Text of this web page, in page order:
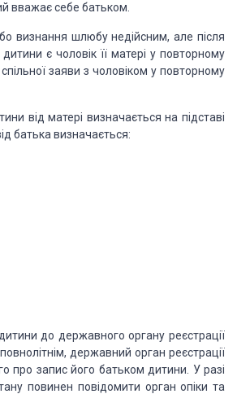
вважає себе батьком.
визнання шлюбу недійсним, але після
є чоловік її матері у повторному
заяви з чоловіком у повторному
від матері визначається на підставі
батька визна­чається:
до державного органу реєстрації
дер­жавний орган реєстрації
про запис його батьком дитини. У разі
повинен повідомити орган опіки та